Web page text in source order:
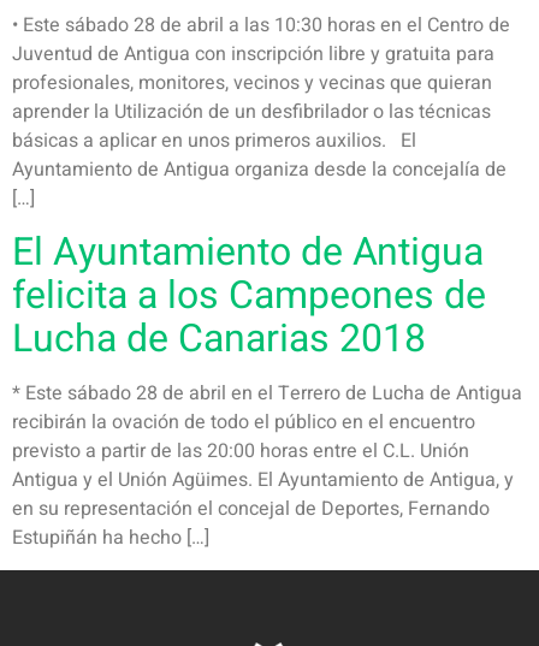
• Este sábado 28 de abril a las 10:30 horas en el Centro de
Juventud de Antigua con inscripción libre y gratuita para
profesionales, monitores, vecinos y vecinas que quieran
aprender la Utilización de un desfibrilador o las técnicas
básicas a aplicar en unos primeros auxilios. El
Ayuntamiento de Antigua organiza desde la concejalía de
[…]
El Ayuntamiento de Antigua
felicita a los Campeones de
Lucha de Canarias 2018
* Este sábado 28 de abril en el Terrero de Lucha de Antigua
recibirán la ovación de todo el público en el encuentro
previsto a partir de las 20:00 horas entre el C.L. Unión
Antigua y el Unión Agüimes. El Ayuntamiento de Antigua, y
en su representación el concejal de Deportes, Fernando
Estupiñán ha hecho […]